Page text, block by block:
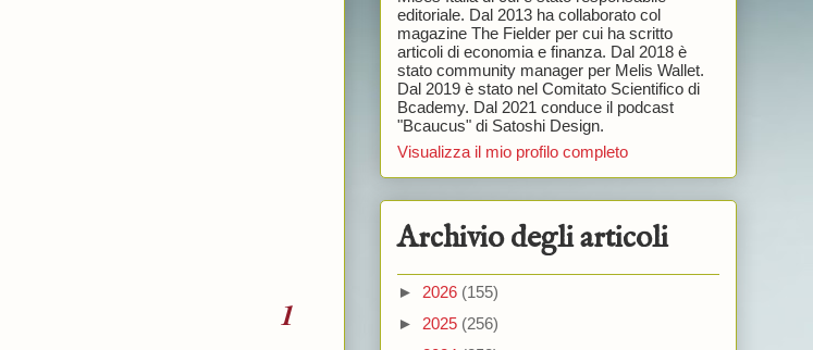
editoriale. Dal 2013 ha collaborato col
magazine The Fielder per cui ha scritto
articoli di economia e finanza. Dal 2018 è
stato community manager per Melis Wallet.
Dal 2019 è stato nel Comitato Scientifico di
Bcademy. Dal 2021 conduce il podcast
"Bcaucus" di Satoshi Design.
Visualizza il mio profilo completo
Archivio degli articoli
► 2026 (155)
► 2025 (256)